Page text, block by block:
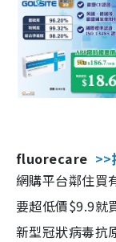
fluorecare >>
網購平台鄰住買
要超低價$9.9就
新型冠狀病毒抗